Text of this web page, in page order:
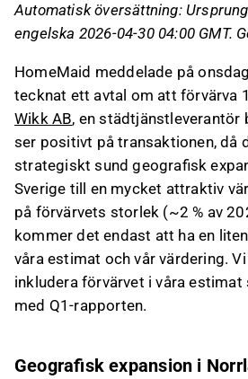
på cirka 15 MSEK, stärker
i Västerbotten och kommer
Köpeskillingen är 2,6 MSEK
mindre tilläggsköpeskilling
intäktsutveckling som
Transaktionen är ett
strategi att konsolidera den
svenska städmarknaden
mindre lokala aktörer till låga
Detta innehåll är skapat av AI. Du
om det på Inderes forum .
Automatisk översättning:
engelska 2026-04-30 04:00 GMT.
HomeMaid meddelade på
tecknat ett avtal om att förvärva
Wikk AB, en städtjänstleverantör
ser positivt på transaktionen, då
strategiskt sund geografisk
Sverige till en mycket attraktiv
på förvärvets storlek (~2 % av
kommer det endast att ha en
våra estimat och vår värdering.
inkludera förvärvet i våra estimat
med Q1-rapporten.
Geografisk expansion i